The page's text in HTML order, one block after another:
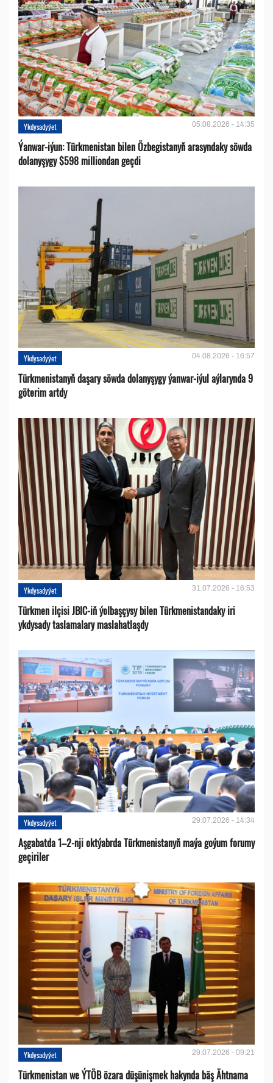
Ykdysadyýet 05.08.2026 - 14:35
Ýanwar-iýun: Türkmenistan bilen Özbegistanyň arasyndaky söwda
dolanyşygy $598 milliondan geçdi
Ykdysadyýet 04.08.2026 - 16:57
Türkmenistanyň daşary söwda dolanyşygy ýanwar-iýul aýlarynda 9
göterim artdy
Ykdysadyýet 31.07.2026 - 16:53
Türkmen ilçisi JBIC-iň ýolbaşçysy bilen Türkmenistandaky iri
ykdysady taslamalary maslahatlaşdy
Ykdysadyýet 29.07.2026 - 14:34
Aşgabatda 1–2-nji oktýabrda Türkmenistanyň maýa goýum forumy
geçiriler
Ykdysadyýet 29.07.2026 - 09:21
Türkmenistan we ÝTÖB özara düşünişmek hakynda bäş Ähtnama